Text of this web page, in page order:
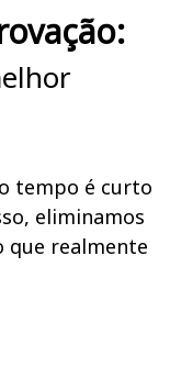
tempo é curto
eliminamos
que realmente